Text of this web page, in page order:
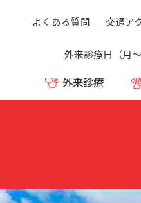
よくある質問 交通ア
外来診療日（月〜
外来診療